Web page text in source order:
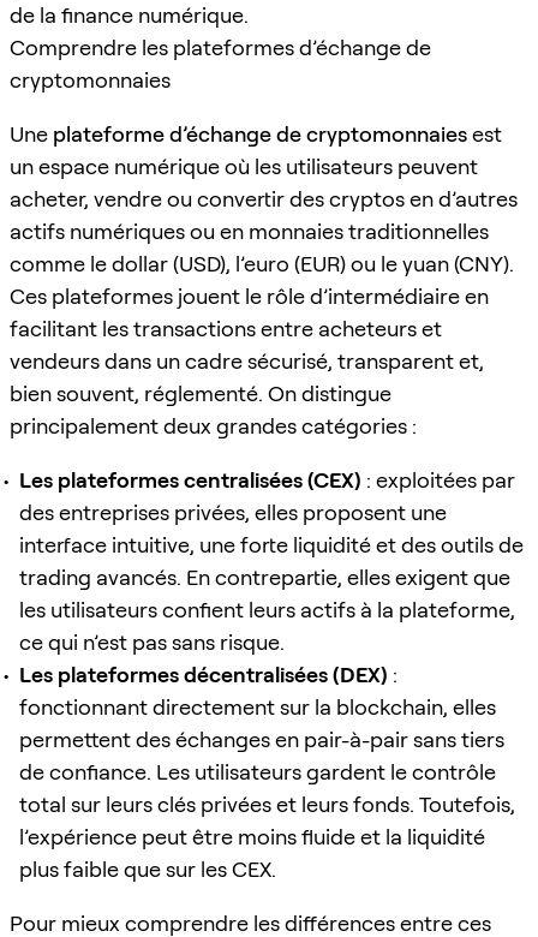
de la finance numérique.
Comprendre les plateformes d’échange de
cryptomonnaies
Une plateforme d’échange de cryptomonnaiesest
un espace numérique où les utilisateurs peuvent
acheter, vendre ou convertir des cryptos en d’autres
actifs numériques ou en monnaies traditionnelles
comme le dollar (USD), l’euro (EUR) ou le yuan (CNY).
Ces plateformes jouent le rôle d’intermédiaire en
facilitant les transactions entre acheteurs et
vendeurs dans un cadre sécurisé, transparent et,
bien souvent, réglementé. On distingue
principalement deux grandes catégories :
Les plateformes centralisées (CEX) : exploitées par
des entreprises privées, elles proposent une
interface intuitive, une forte liquidité et des outils de
trading avancés. En contrepartie, elles exigent que
les utilisateurs confient leurs actifs à la plateforme,
ce qui n’est pas sans risque.
Les plateformes décentralisées (DEX) :
fonctionnant directement sur la blockchain, elles
permettent des échanges en pair-à-pair sans tiers
de confiance. Les utilisateurs gardent le contrôle
total sur leurs clés privées et leurs fonds. Toutefois,
l’expérience peut être moins fluide et la liquidité
plus faible que sur les CEX.
Pour mieux comprendre les différences entre ces